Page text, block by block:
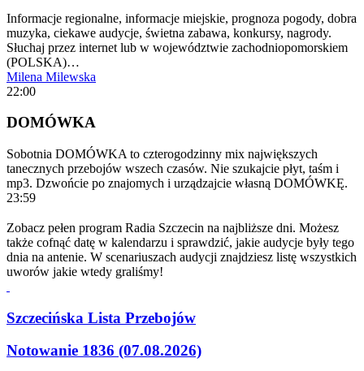
Informacje regionalne, informacje miejskie, prognoza pogody, dobra
muzyka, ciekawe audycje, świetna zabawa, konkursy, nagrody.
Słuchaj przez internet lub w województwie zachodniopomorskiem
(POLSKA)…
Milena Milewska
22:00
DOMÓWKA
Sobotnia DOMÓWKA to czterogodzinny mix największych
tanecznych przebojów wszech czasów. Nie szukajcie płyt, taśm i
mp3. Dzwońcie po znajomych i urządzajcie własną DOMÓWKĘ.
23:59
Zobacz pełen program Radia Szczecin na najbliższe dni. Możesz
także cofnąć datę w kalendarzu i sprawdzić, jakie audycje były tego
dnia na antenie. W scenariuszach audycji znajdziesz listę wszystkich
uworów jakie wtedy graliśmy!
Szczecińska Lista Przebojów
Notowanie 1836 (07.08.2026)